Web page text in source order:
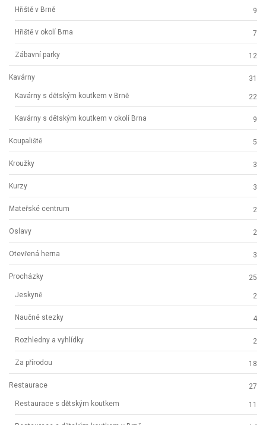
Hřiště v Brně 9
Hřiště v okolí Brna 7
Zábavní parky 12
Kavárny 31
Kavárny s dětským koutkem v Brně 22
Kavárny s dětským koutkem v okolí Brna 9
Koupaliště 5
Kroužky 3
Kurzy 3
Mateřské centrum 2
Oslavy 2
Otevřená herna 3
Procházky 25
Jeskyně 2
Naučné stezky 4
Rozhledny a vyhlídky 2
Za přírodou 18
Restaurace 27
Restaurace s dětským koutkem 11